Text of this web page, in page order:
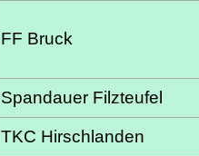
FF Bruck
Spandauer Filzteufel
TKC Hirschlanden